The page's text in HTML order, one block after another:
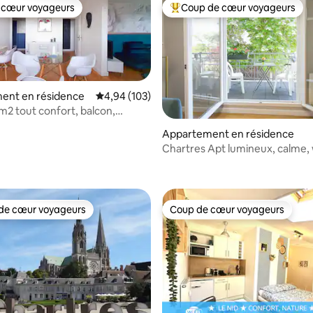
la base de 82 commentaires : 4,71 sur 5
cœur voyageurs
voyageurs
en résidence Évaluation moyenne sur la base de 103
4,94 (103)
tout confort, balcon,
Coups de cœur voyageurs les
Coup de cœur voyageurs
Appartement en résidence
Chartres Apt lumineux, calme,
cœur voyageurs les plus appréciés
cœur voyageurs Coup de cœur voyageurs
Coup de cœur voyageurs